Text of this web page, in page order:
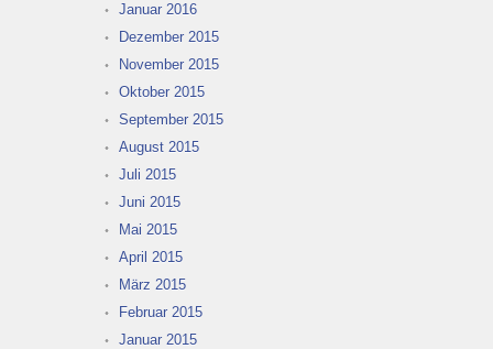
Januar 2016
Dezember 2015
November 2015
Oktober 2015
September 2015
August 2015
Juli 2015
Juni 2015
Mai 2015
April 2015
März 2015
Februar 2015
Januar 2015